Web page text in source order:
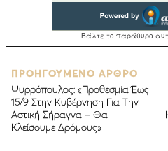
ΠΡΟΗΓΟΥΜΕΝΟ ΑΡΘΡΟ
Ψυρρόπουλος: «Προθεσμία Έως
15/9 Στην Κυβέρνηση Για Την
Αστική Σήραγγα – Θα
Κλείσουμε Δρόμους»